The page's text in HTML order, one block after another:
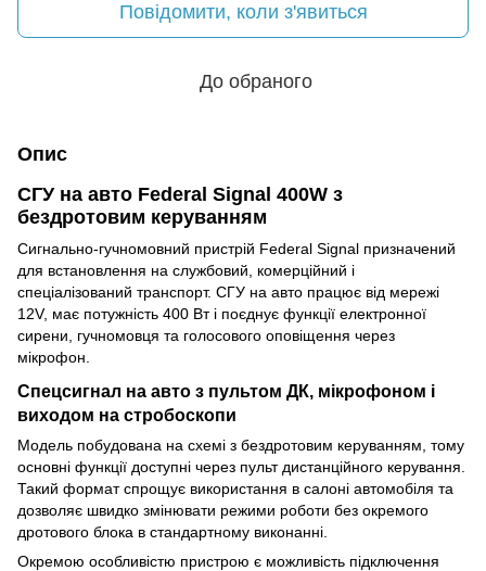
Повідомити, коли з'явиться
До обраного
Опис
СГУ на авто Federal Signal 400W з
бездротовим керуванням
Сигнально-гучномовний пристрій Federal Signal призначений
для встановлення на службовий, комерційний і
спеціалізований транспорт. СГУ на авто працює від мережі
12V, має потужність 400 Вт і поєднує функції електронної
сирени, гучномовця та голосового оповіщення через
мікрофон.
Спецсигнал на авто з пультом ДК, мікрофоном і
виходом на стробоскопи
Модель побудована на схемі з бездротовим керуванням, тому
основні функції доступні через пульт дистанційного керування.
Такий формат спрощує використання в салоні автомобіля та
дозволяє швидко змінювати режими роботи без окремого
дротового блока в стандартному виконанні.
Окремою особливістю пристрою є можливість підключення